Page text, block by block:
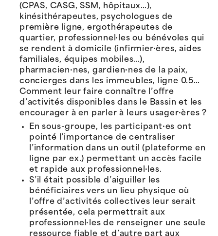
(CPAS, CASG, SSM, hôpitaux…),
kinésithérapeutes, psychologues de
première ligne, ergothérapeutes de
quartier, professionnel·les ou bénévoles qui
se rendent à domicile (infirmier·ères, aides
familiales, équipes mobiles…),
pharmacien·nes, gardien·nes de la paix,
concierges dans les immeubles, ligne 0.5…
Comment leur faire connaître l’offre
d’activités disponibles dans le Bassin et les
encourager à en parler à leurs usager·ères ?
En sous-groupe, les participant·es ont
pointé l’importance de centraliser
l’information dans un outil (plateforme en
ligne par ex.) permettant un accès facile
et rapide aux professionnel·les.
S’il était possible d’aiguiller les
bénéficiaires vers un lieu physique où
l’offre d’activités collectives leur serait
présentée, cela permettrait aux
professionnel·les de renseigner une seule
ressource fiable et d’autre part aux